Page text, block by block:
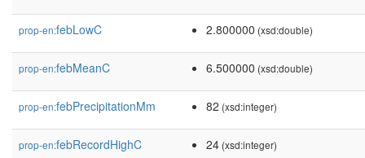
prop-en:febLowC 2.800000 (xsd:double)
prop-en:febMeanC 6.500000 (xsd:double)
prop-en:febPrecipitationMm 82 (xsd:integer)
prop-en:febRecordHighC 24 (xsd:integer)